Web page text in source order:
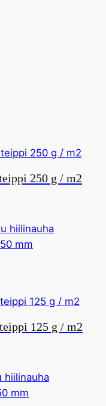
250 g / m2
hiilinauha
mm
125 g / m2
hiilinauha
mm